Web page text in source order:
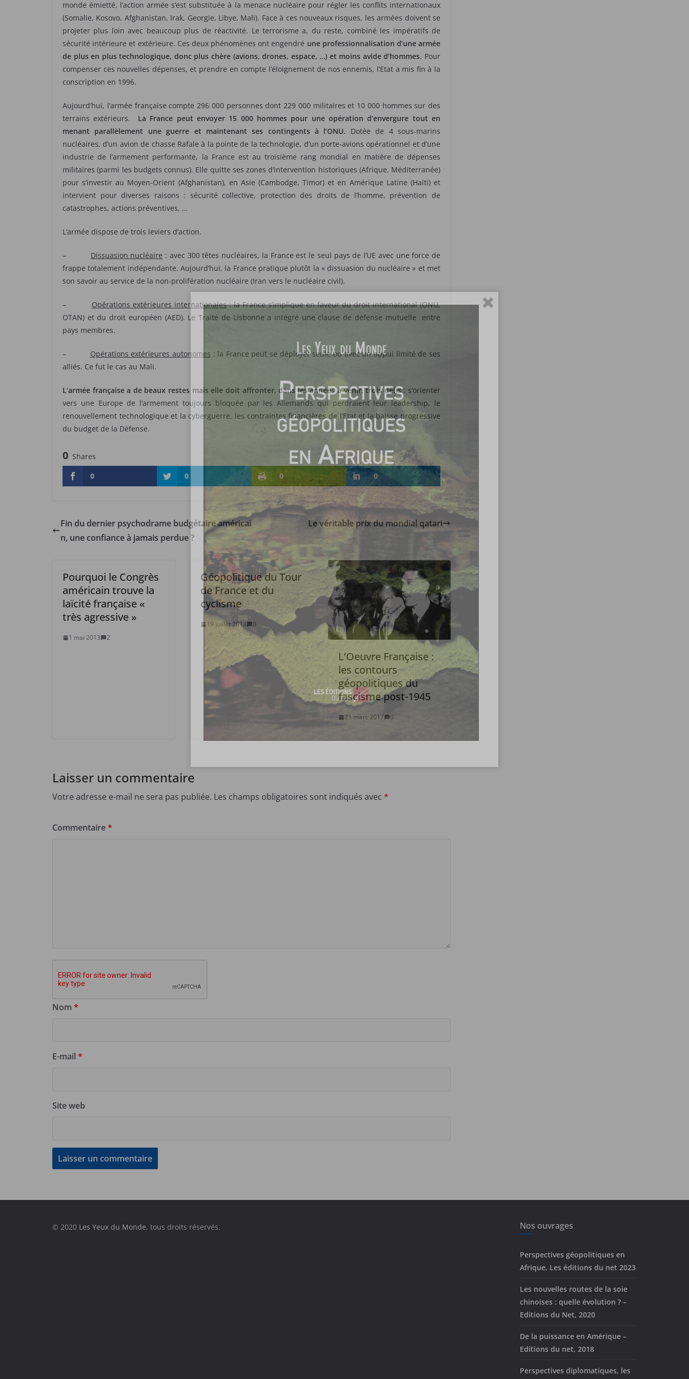
monde émietté, l’action armée s’est substituée à la menace nucléaire pour régler les conflits internationaux
(Somalie, Kosovo, Afghanistan, Irak, Georgie, Libye, Mali). Face à ces nouveaux risques, les armées doivent se
projeter plus loin avec beaucoup plus de réactivité. Le terrorisme a, du reste, combiné les impératifs de
sécurité intérieure et extérieure. Ces deux phénomènes ont engendré une professionnalisation d’une armée
de plus en plus technologique, donc plus chère (avions, drones, espace, …) et moins avide d’hommes. Pour
compenser ces nouvelles dépenses, et prendre en compte l’éloignement de nos ennemis, l’Etat a mis fin à la
conscription en 1996.
Aujourd’hui, l’armée française compte 296 000 personnes dont 229 000 militaires et 10 000 hommes sur des
terrains extérieurs. La France peut envoyer 15 000 hommes pour une opération d’envergure tout en
menant parallèlement une guerre et maintenant ses contingents à l’ONU. Dotée de 4 sous-marins
nucléaires, d’un avion de chasse Rafale à la pointe de la technologie, d’un porte-avions opérationnel et d’une
industrie de l’armement performante, la France est au troisième rang mondial en matière de dépenses
militaires (parmi les budgets connus). Elle quitte ses zones d’intervention historiques (Afrique, Méditerranée)
pour s’investir au Moyen-Orient (Afghanistan), en Asie (Cambodge, Timor) et en Amérique Latine (Haïti) et
intervient pour diverses raisons : sécurité collective, protection des droits de l’homme, prévention de
catastrophes, actions préventives, …
L’armée dispose de trois leviers d’action.
– Dissuasion nucléaire : avec 300 têtes nucléaires, la France est le seul pays de l’UE avec une force de
frappe totalement indépendante. Aujourd’hui, la France pratique plutôt la « dissuasion du nucléaire » et met
son savoir au service de la non-prolifération nucléaire (Iran vers le nucléaire civil).
– Opérations extérieures internationales: la France s’implique en faveur du droit international (ONU,
OTAN) et du droit européen (AED). Le Traité de Lisbonne a intégré une clause de défense mutuelle entre
pays membres.
– Opérations extérieures autonomes : la France peut se déployer seule ou avec un appui limité de ses
alliés. Ce fut le cas au Mali.
L’armée française a de beaux restes mais elle doit affronter, dans les années à venir, trois défis: s’orienter
vers une Europe de l’armement toujours bloquée par les Allemands qui perdraient leur leadership, le
renouvellement technologique et la cyberguerre, les contraintes financières de l’Etat et la baisse progressive
du budget de la Défense.
0 Shares
0
0 0 0
Fin du dernier psychodrame budgétaire américai
n, une confiance à jamais perdue ?
Le véritable prix du mondial qatari
Pourquoi le Congrès
américain trouve la
laïcité française «
très agressive »
1 mai 2013 2
Géopolitique du Tour
de France et du
cyclisme
19 juillet 2013 0
L’Oeuvre Française :
les contours
géopolitiques du
fascisme post-1945
21 mars 2017 0
Laisser un commentaire
Votre adresse e-mail ne sera pas publiée. Les champs obligatoires sont indiqués avec *
Commentaire*
Nom *
E-mail *
Site web
© 2020 Les Yeux du Monde, tous droits réservés. Nos ouvrages
Perspectives géopolitiques en
Afrique, Les éditions du net 2023
Les nouvelles routes de la soie
chinoises : quelle évolution ? –
Editions du Net, 2020
De la puissance en Amérique –
Editions du net, 2018
Perspectives diplomatiques, les